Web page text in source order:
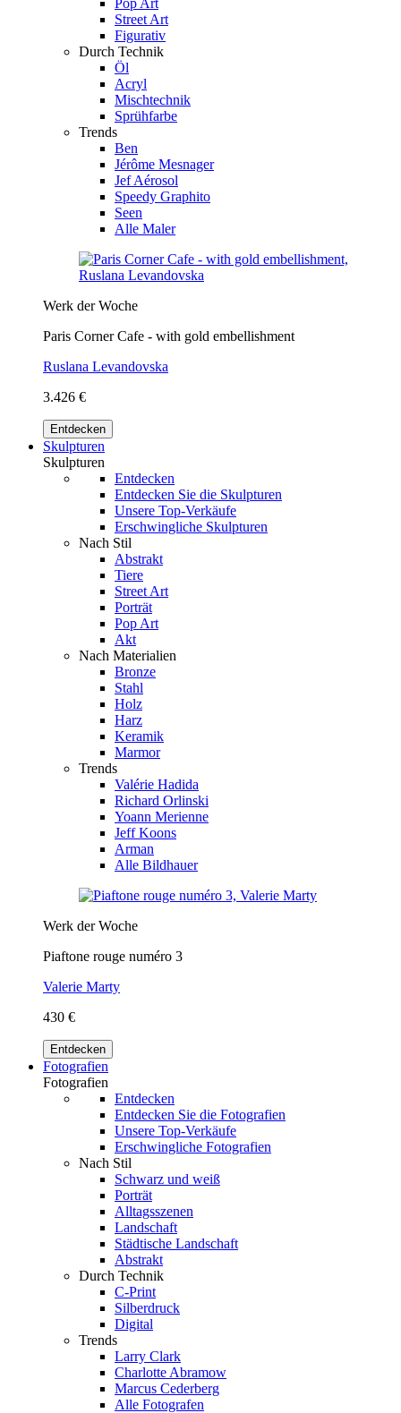
Street Art
Figurativ
Durch Technik
Öl
Acryl
Mischtechnik
Sprühfarbe
Trends
Ben
Jérôme Mesnager
Jef Aérosol
Speedy Graphito
Seen
Alle Maler
Werk der Woche
Paris Corner Cafe - with gold embellishment
Ruslana Levandovska
3.426 €
Entdecken
Skulpturen
Skulpturen
Entdecken
Entdecken Sie die Skulpturen
Unsere Top-Verkäufe
Erschwingliche Skulpturen
Nach Stil
Abstrakt
Tiere
Street Art
Porträt
Pop Art
Akt
Nach Materialien
Bronze
Stahl
Holz
Harz
Keramik
Marmor
Trends
Valérie Hadida
Richard Orlinski
Yoann Merienne
Jeff Koons
Arman
Alle Bildhauer
Werk der Woche
Piaftone rouge numéro 3
Valerie Marty
430 €
Entdecken
Fotografien
Fotografien
Entdecken
Entdecken Sie die Fotografien
Unsere Top-Verkäufe
Erschwingliche Fotografien
Nach Stil
Schwarz und weiß
Porträt
Alltagsszenen
Landschaft
Städtische Landschaft
Abstrakt
Durch Technik
C-Print
Silberdruck
Digital
Trends
Larry Clark
Charlotte Abramow
Marcus Cederberg
Alle Fotografen